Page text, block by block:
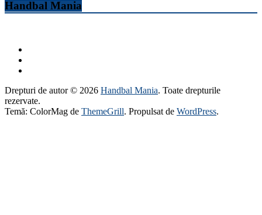
Handbal Mania
Drepturi de autor © 2026 Handbal Mania. Toate drepturile
rezervate.
Temă: ColorMag de ThemeGrill. Propulsat de WordPress.